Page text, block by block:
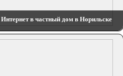
в частный дом в Норильске